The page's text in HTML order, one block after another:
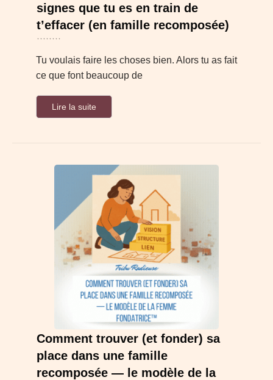
signes que tu es en train de
t’effacer (en famille recomposée)
Tu voulais faire les choses bien. Alors tu as fait
ce que font beaucoup de
Lire la suite
Comment trouver (et fonder) sa
place dans une famille
recomposée — le modèle de la